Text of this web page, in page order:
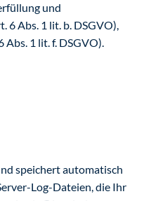
und
6 Abs. 1 lit. b. DSGVO),
1 lit. f. DSGVO).
speichert automatisch
Log-Dateien, die Ihr